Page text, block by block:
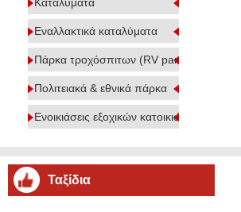
Εναλλακτικά καταλύματα
Πάρκα τροχόσπιτων (RV parks)
Πολιτειακά & εθνικά πάρκα
Ενοικιάσεις εξοχικών κατοικιών
Ταξίδια